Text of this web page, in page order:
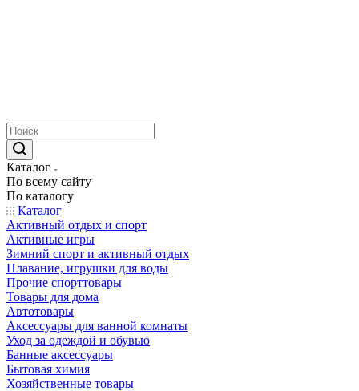
Каталог
По всему сайту
По каталогу
Каталог
Активный отдых и спорт
Активные игры
Зимний спорт и активный отдых
Плавание, игрушки для воды
Прочие спорттовары
Товары для дома
Автотовары
Аксессуары для ванной комнаты
Уход за одеждой и обувью
Банные аксессуары
Бытовая химия
Хозяйственные товары